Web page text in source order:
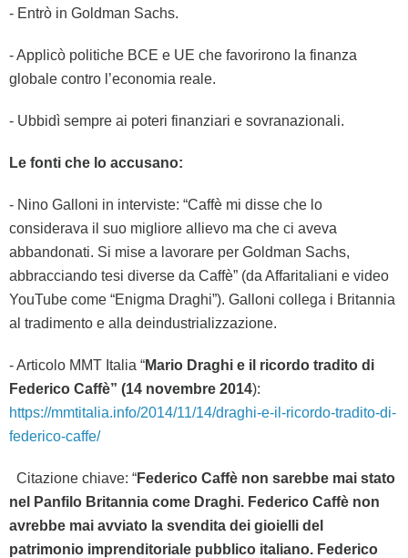
- Entrò in Goldman Sachs.
- Applicò politiche BCE e UE che favorirono la finanza
globale contro l’economia reale.
- Ubbidì sempre ai poteri finanziari e sovranazionali.
Le fonti che lo accusano:
- Nino Galloni in interviste: “Caffè mi disse che lo
considerava il suo migliore allievo ma che ci aveva
abbandonati. Si mise a lavorare per Goldman Sachs,
abbracciando tesi diverse da Caffè” (da Affaritaliani e video
YouTube come “Enigma Draghi”). Galloni collega i Britannia
al tradimento e alla deindustrializzazione.
- Articolo MMT Italia “Mario Draghi e il ricordo tradito di
Federico Caffè” (14 novembre 2014):
https://mmtitalia.info/2014/11/14/draghi-e-il-ricordo-tradito-di-
federico-caffe/
Citazione chiave: “Federico Caffè non sarebbe mai stato
nel Panfilo Britannia come Draghi. Federico Caffè non
avrebbe mai avviato la svendita dei gioielli del
patrimonio imprenditoriale pubblico italiano. Federico